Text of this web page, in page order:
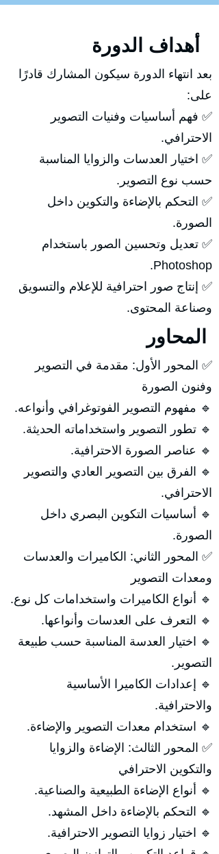
بعد انتهاء الدورة سيكون المشارك قادرًا
على:
✅ فهم أساسيات وفنيات التصوير
الاحترافي.
✅ اختيار العدسات والزوايا المناسبة
حسب نوع التصوير.
✅ التحكم بالإضاءة والتكوين داخل
الصورة.
✅ تعديل وتحسين الصور باستخدام
Photoshop.
✅ إنتاج صور احترافية للإعلام والتسويق
وصناعة المحتوى.
✅ المحور الأول: مقدمة في التصوير
وفنون الصورة
🔹 مفهوم التصوير الفوتوغرافي وأنواعه.
🔹 تطور التصوير واستخداماته الحديثة.
🔹 عناصر الصورة الاحترافية.
🔹 الفرق بين التصوير العادي والتصوير
الاحترافي.
🔹 أساسيات التكوين البصري داخل
الصورة.
✅ المحور الثاني: الكاميرات والعدسات
ومعدات التصوير
🔹 أنواع الكاميرات واستخدامات كل نوع.
🔹 التعرف على العدسات وأنواعها.
🔹 اختيار العدسة المناسبة حسب طبيعة
التصوير.
🔹 إعدادات الكاميرا الأساسية
والاحترافية.
🔹 استخدام معدات التصوير والإضاءة.
✅ المحور الثالث: الإضاءة والزوايا
والتكوين الاحترافي
🔹 أنواع الإضاءة الطبيعية والصناعية.
🔹 التحكم بالإضاءة داخل المشهد.
🔹 اختيار زوايا التصوير الاحترافية.